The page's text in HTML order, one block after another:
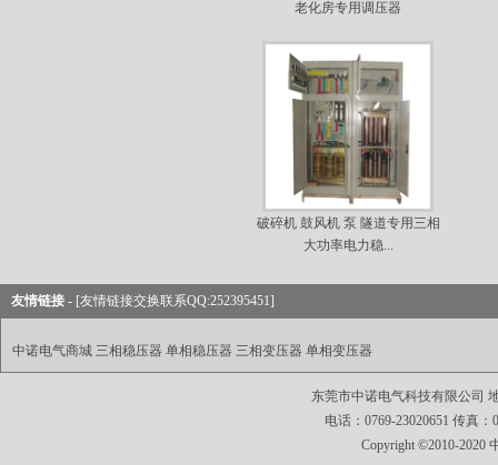
老化房专用调压器
破碎机 鼓风机 泵 隧道专用三相
大功率电力稳...
友情链接 - [友情链接交换联系QQ:252395451]
中诺电气商城 三相稳压器 单相稳压器 三相变压器 单相变压器
东莞市中诺电气科技有限公司
电话：0769-23020651 传真：
Copyright ©2010-2020